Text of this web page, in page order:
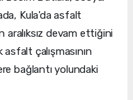
Kula'da asfalt
aralıksız devam ettiğini
çalışmasının
bağlantı yolundaki